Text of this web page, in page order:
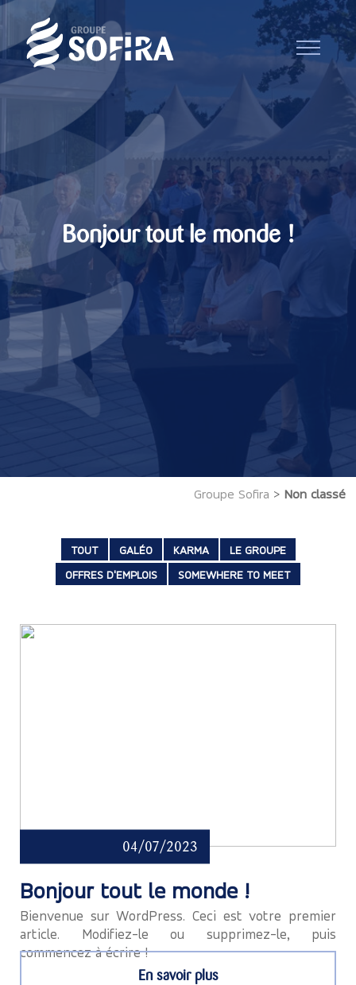
Notre équipe
Recrutement
Bonjour tout le monde !
Groupe Sofira > Non classé
TOUT GALÉO KARMA
LE GROUPE
OFFRES D'EMPLOIS
SOMEWHERE TO MEET
04/07/2023
Bonjour tout le monde !
Bienvenue sur WordPress. Ceci est votre premier
article. Modifiez-le ou supprimez-le, puis
commencez à écrire !
En savoir plus